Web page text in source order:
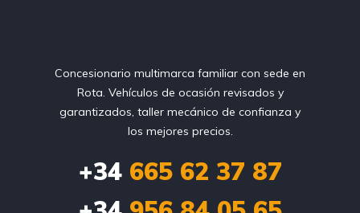
Concesionario multimarca familiar con sede en
Rota. Vehículos de ocasión revisados y
garantizados, taller mecánico de confianza y
los mejores precios.
+34665 62 37 87